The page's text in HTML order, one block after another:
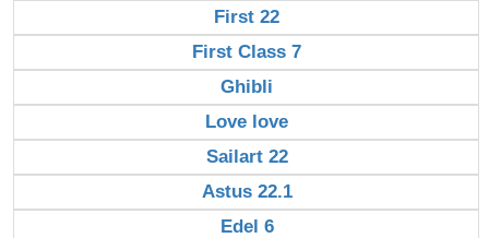
First 22
First Class 7
Ghibli
Love love
Sailart 22
Astus 22.1
Edel 6